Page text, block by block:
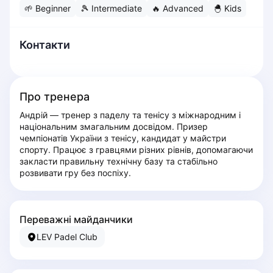
Dabrowa Gornicza
Kalisz
Katowice
Katowice Area
Kielce
Kościerzyna
Krakow
Lublin
Nowy Sącz
🌱 Beginner 🎾 Intermediate 🔥 Advanced 🐣 Kids
Контакти
Про тренера
Андрій — тренер з паделу та тенісу з міжнародним і
національним змагальним досвідом. Призер
чемпіонатів України з тенісу, кандидат у майстри
спорту. Працює з гравцями різних рівнів, допомагаючи
закласти правильну технічну базу та стабільно
розвивати гру без поспіху.
Переважні майданчики
LEV Padel Club